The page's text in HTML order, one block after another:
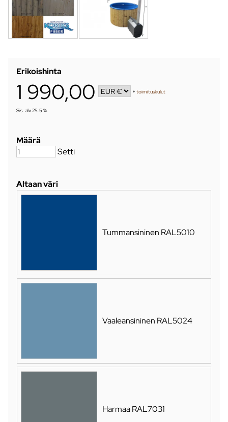
Erikoishinta
1 990,00 +toimituskulut
Sis. alv 25.5 %
Määrä
Setti
Altaan väri
Tummansininen RAL5010
Vaaleansininen RAL5024
Harmaa RAL7031